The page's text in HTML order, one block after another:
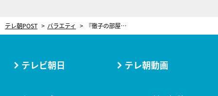
テレ朝POST バラエティ 『徹子の部屋』が午後1時にお引っ越し！徳光和夫＆草野仁がそろって登場
テレビ朝日 テレ朝動画